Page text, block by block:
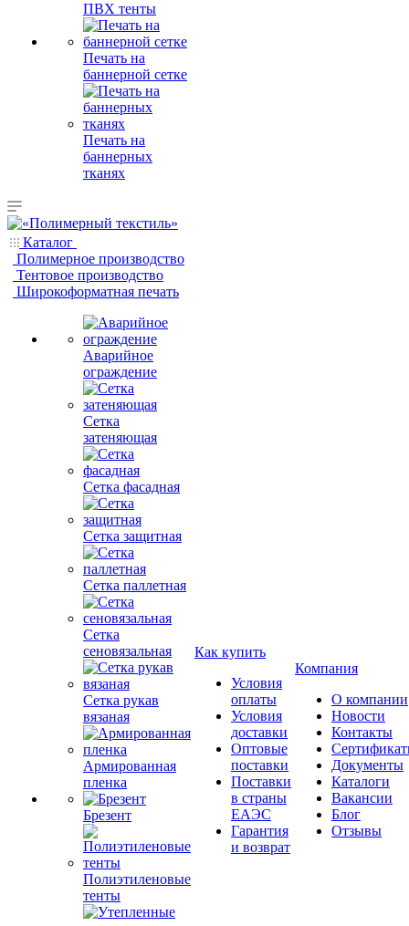
ПВХ тенты
Печать на
баннерной сетке
Печать на
баннерных
тканях
Каталог
Полимерное производство
Тентовое производство
Широкоформатная печать
Аварийное
ограждение
Сетка
затеняющая
Сетка фасадная
Сетка защитная
Сетка паллетная
Сетка
сеновязальная
Сетка рукав
вязаная
Армированная
пленка
Брезент
Полиэтиленовые
тенты
Как купить
Условия
оплаты
Условия
доставки
Оптовые
поставки
Поставки
в страны
ЕАЭС
Гарантия
и возврат
Компания
О компании
Новости
Контакты
Документы
Каталоги
Вакансии
Блог
Отзывы